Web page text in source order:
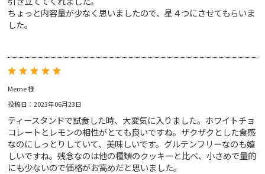
ちょっと内容量が少なく思いましたので、星４つにさせてもらいま
した。
Meme 様
投稿日：2023年06月23日
ティースタンドで試食した時、大変気に入りました。ホワイトチョ
コレートとレモンの相性がとても良いですね。ザクザクとした食感
なのにしっとりしていて、美味しいです。グルテンフリーなのも嬉
しいですね。残念なのは他の種類のクッキーと比べ、小さめで量的
にも少ないので価格がお高めだと思いました。